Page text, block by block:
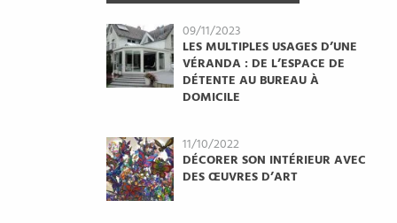
09/11/2023
LES MULTIPLES USAGES D’UNE
VÉRANDA : DE L’ESPACE DE
DÉTENTE AU BUREAU À
DOMICILE
11/10/2022
DÉCORER SON INTÉRIEUR AVEC
DES ŒUVRES D’ART